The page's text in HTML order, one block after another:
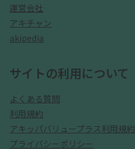
運営会社
アキチャン
akipedia
サイトの利用について
よくある質問
利用規約
アキッパバリュープラス利用規約
プライバシーポリシー